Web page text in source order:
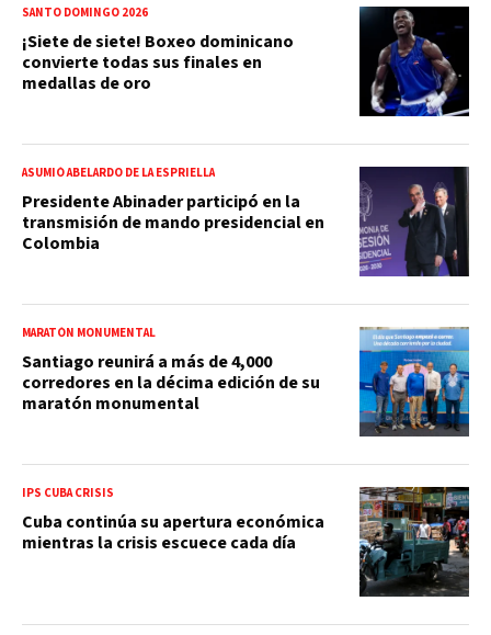
SANTO DOMINGO 2026
¡Siete de siete! Boxeo dominicano
convierte todas sus finales en
medallas de oro
ASUMIÓ ABELARDO DE LA ESPRIELLA
Presidente Abinader participó en la
transmisión de mando presidencial en
Colombia
MARATÓN MONUMENTAL
Santiago reunirá a más de 4,000
corredores en la décima edición de su
maratón monumental
IPS CUBA CRISIS
Cuba continúa su apertura económica
mientras la crisis escuece cada día